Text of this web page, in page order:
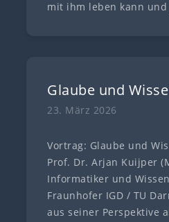
mit ihm leben kann und
Glaube und
23. März 2026
Vortrag: Glaube und
Prof. Dr. Arjan Kuijper
Informatiker und
Fraunhofer IGD / TU
aus seiner Perspektive